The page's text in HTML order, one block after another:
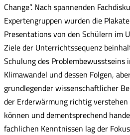
Change”. Nach spannenden
Expertengruppen wurden die
Presentations von den Schülern im
Ziele der Unterrichtssequenz
Schulung des Problembewusstseins
Klimawandel und dessen Folgen,
grundlegender wissenschaftlicher
der Erderwärmung richtig
können und dementsprechend
fachlichen Kenntnissen lag der